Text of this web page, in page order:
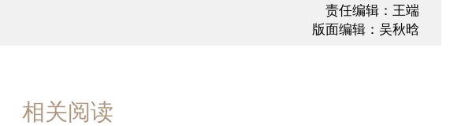
责任编辑：王端
版面编辑：吴秋晗
相关阅读